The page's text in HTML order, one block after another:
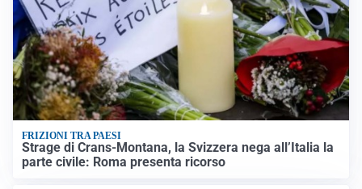
FRIZIONI TRA PAESI
Strage di Crans-Montana, la Svizzera nega all’Italia la
parte civile: Roma presenta ricorso